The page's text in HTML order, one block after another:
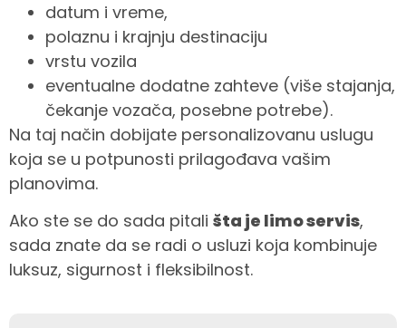
datum i vreme,
polaznu i krajnju destinaciju
vrstu vozila
eventualne dodatne zahteve (više stajanja,
čekanje vozača, posebne potrebe).
Na taj način dobijate personalizovanu uslugu
koja se u potpunosti prilagođava vašim
planovima.
Ako ste se do sada pitali šta je limo servis,
sada znate da se radi o usluzi koja kombinuje
luksuz, sigurnost i fleksibilnost.